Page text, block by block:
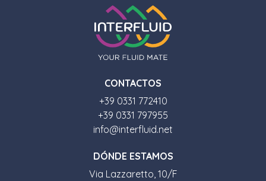
CONTACTOS
+39 0331 772410
+39 0331 797955
info@interfluid.net
DÓNDE ESTAMOS
Via Lazzaretto, 10/F